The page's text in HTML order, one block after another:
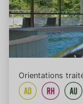
Orientations